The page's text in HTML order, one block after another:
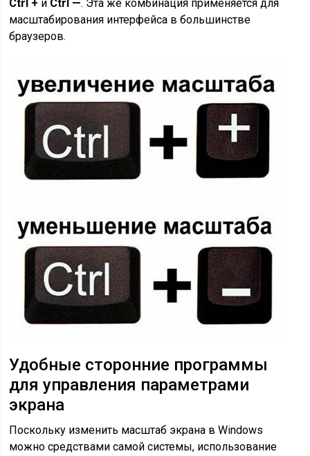
Ctrl + и Ctrl —. Эта же комбинация применяется для
масштабирования интерфейса в большинстве
браузеров.
Удобные сторонние программы
для управления параметрами
экрана
Поскольку изменить масштаб экрана в Windows
можно средствами самой системы, использование